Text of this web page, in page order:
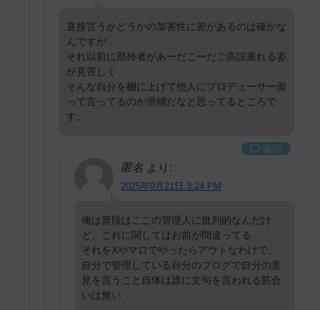
直接言うかどうかの加害性に差があるのは確かな
んですが
それ以前に部外者があーだこーだご高説垂れる姿
が見苦しく
そんな自分を棚に上げて他人にプロデューサー面
って言ってるのが滑稽だなと思ってるところで
す。
返信
匿名 より:
2025年9月21日 3:24 PM
俺は普段はここの管理人に批判的なんだけ
ど、これに関してはお前が間違ってる
それをXやマロでやったらアウトなわけで、
自分で管理している自分のブログで自分の意
見を言うこと自体は誰に文句を言われる筋合
いは無い